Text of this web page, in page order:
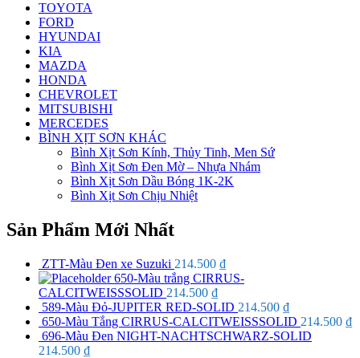
TOYOTA
FORD
HYUNDAI
KIA
MAZDA
HONDA
CHEVROLET
MITSUBISHI
MERCEDES
BÌNH XỊT SƠN KHÁC
Bình Xịt Sơn Kính, Thủy Tinh, Men Sứ
Bình Xịt Sơn Đen Mờ – Nhựa Nhám
Bình Xịt Sơn Dầu Bóng 1K-2K
Bình Xịt Sơn Chịu Nhiệt
Sản Phẩm Mới Nhất
ZTT-Màu Đen xe Suzuki 214.500 ₫
650-Màu trắng CIRRUS-
CALCITWEISSSOLID 214.500 ₫
589-Màu Đỏ-JUPITER RED-SOLID 214.500 ₫
650-Màu Tắng CIRRUS-CALCITWEISSSOLID 214.500 ₫
696-Màu Đen NIGHT-NACHTSCHWARZ-SOLID
214.500 ₫